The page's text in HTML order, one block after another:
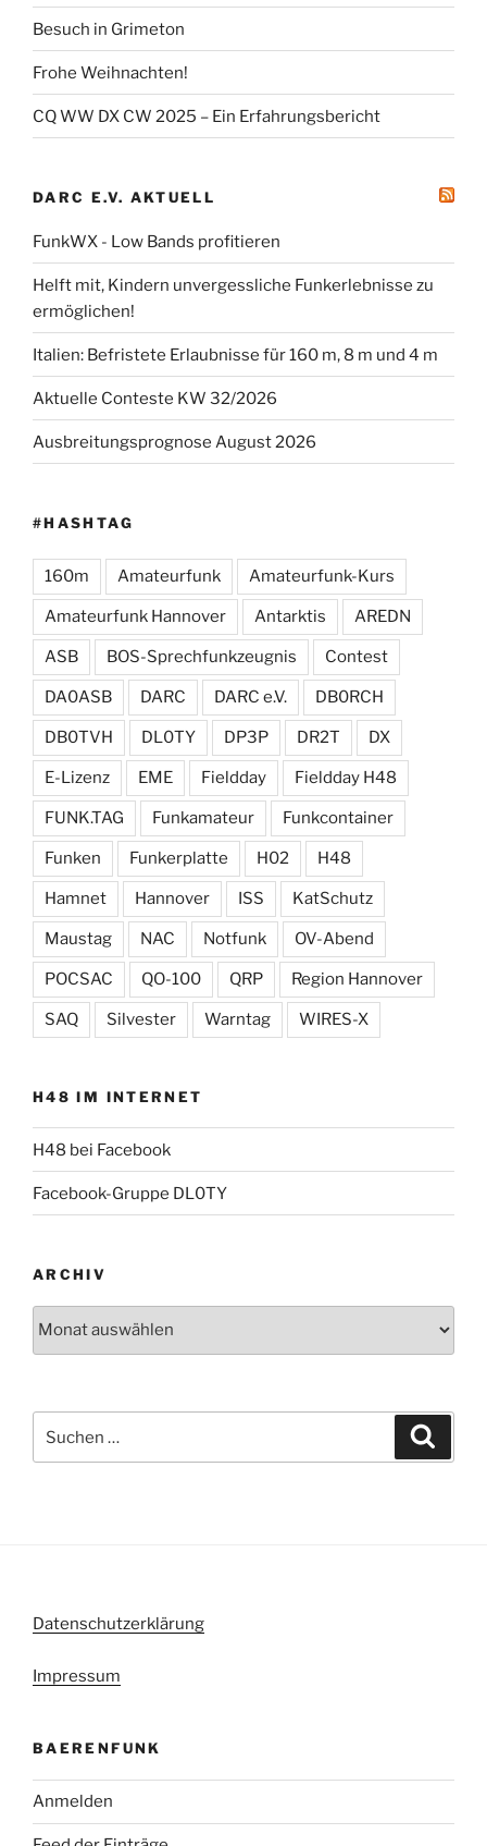
Besuch in Grimeton
Frohe Weihnachten!
CQ WW DX CW 2025 – Ein Erfahrungsbericht
DARC E.V. AKTUELL
FunkWX - Low Bands profitieren
Helft mit, Kindern unvergessliche Funkerlebnisse zu
ermöglichen!
Italien: Befristete Erlaubnisse für 160 m, 8 m und 4 m
Aktuelle Conteste KW 32/2026
Ausbreitungsprognose August 2026
#HASHTAG
160m Amateurfunk Amateurfunk-Kurs
Amateurfunk Hannover Antarktis AREDN
ASB BOS-Sprechfunkzeugnis Contest
DA0ASB DARC DARC e.V. DB0RCH
DB0TVH DL0TY DP3P DR2T DX
E-Lizenz EME Fieldday Fieldday H48
FUNK.TAG Funkamateur Funkcontainer
Funken Funkerplatte H02 H48
Hamnet Hannover ISS KatSchutz
Maustag NAC Notfunk OV-Abend
POCSAC QO-100 QRP Region Hannover
SAQ Silvester Warntag WIRES-X
H48 IM INTERNET
H48 bei Facebook
Facebook-Gruppe DL0TY
ARCHIV
nach:
Datenschutzerklärung
Impressum
BAERENFUNK
Anmelden